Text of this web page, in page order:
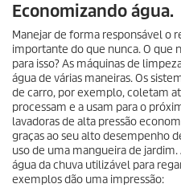
Economizando água.
Manejar de forma responsável o
importante do que nunca. O que
para isso? As máquinas de
água de várias maneiras. Os
de carro, por exemplo, coletam
processam e a usam para o
lavadoras de alta pressão
graças ao seu alto desempenho
uso de uma mangueira de
água da chuva utilizável para
exemplos dão uma impressão: